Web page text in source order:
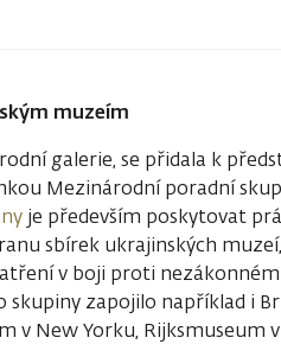
muzeím
galerie, se přidala k
Mezinárodní poradní
je především poskytovat
sbírek ukrajinských
v boji proti
skupiny zapojilo například i
v New Yorku, Rijksmuseum